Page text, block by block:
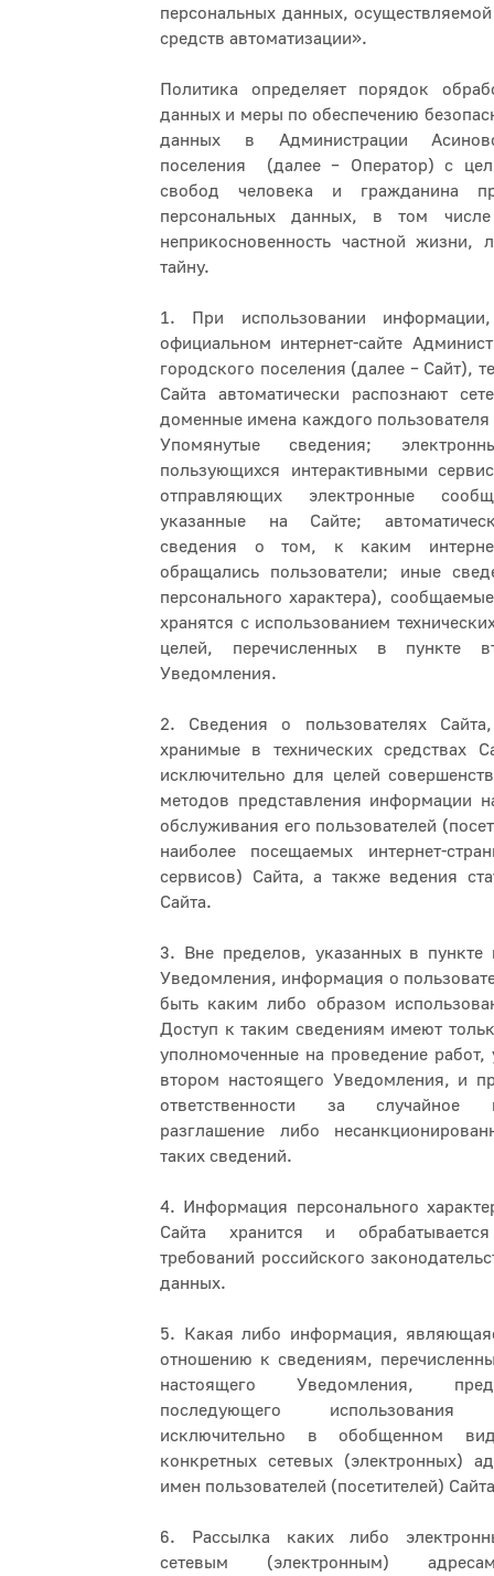
персональных данных,
средств автоматизации».
Политика определяет порядок
данных и меры по обеспечению
данных в Администрации
поселения (далее – Оператор) с
свобод человека и гражданина
персональных данных, в том
неприкосновенность частной жизни,
тайну.
1. При использовании
официальном интернет-сайте
городского поселения (далее – Сайт),
Сайта автоматически распознают
доменные имена каждого пользователя
Упомянутые сведения;
пользующихся интерактивными
отправляющих электронные
указанные на Сайте;
сведения о том, к каким
обращались пользователи; иные
персонального характера),
хранятся с использованием
целей, перечисленных в пункте
Уведомления.
2. Сведения о пользователях
хранимые в технических средствах
исключительно для целей
методов представления информации
обслуживания его пользователей
наиболее посещаемых интернет-
сервисов) Сайта, а также ведения
Сайта.
3. Вне пределов, указанных в пункте
Уведомления, информация о
быть каким либо образом
Доступ к таким сведениям имеют
уполномоченные на проведение работ,
втором настоящего Уведомления, и
ответственности за
разглашение либо
таких сведений.
4. Информация персонального
Сайта хранится и
требований российского
данных.
5. Какая либо информация,
отношению к сведениям,
настоящего Уведомления,
последующего использования
исключительно в обобщенном
конкретных сетевых (электронных)
имен пользователей (посетителей)
6. Рассылка каких либо
сетевым (электронным)